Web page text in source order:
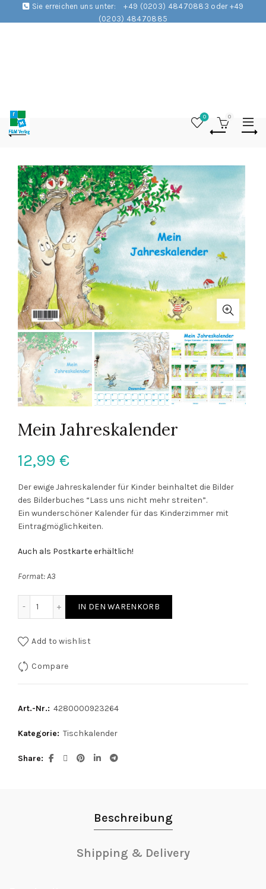
Sie erreichen uns unter:
+49 (0203) 48470883 oder +49
(0203) 48470885
0 0
Mein Jahreskalender
12,99 €
Der ewige Jahreskalender für Kinder beinhaltet die Bilder
des Bilderbuches “Lass uns nicht mehr streiten”.
Ein wunderschöner Kalender für das Kinderzimmer mit
Eintragmöglichkeiten.
Auch als Postkarte erhältlich!
Format: A3
IN DEN WARENKORB
Add to wishlist
Compare
Art.-Nr.: 4280000923264
Kategorie: Tischkalender
Share
Beschreibung
Shipping & Delivery